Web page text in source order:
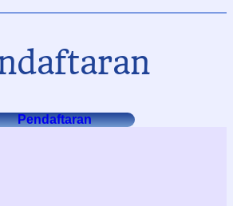
Pendaftaran